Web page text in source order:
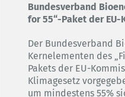
Bundesverband
for 55“-Paket der
Der Bundesverband
Kernelementen des
Pakets der EU-
Klimagesetz
um mindestens 55%